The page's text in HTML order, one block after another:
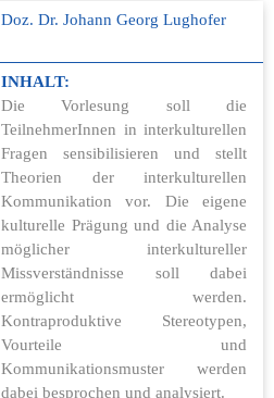
Doz. Dr. Johann Georg Lughofer
INHALT:
Die Vorlesung soll die
TeilnehmerInnen in interkulturellen
Fragen sensibilisieren und stellt
Theorien der interkulturellen
Kommunikation vor. Die eigene
kulturelle Prägung und die Analyse
möglicher interkultureller
Missverständnisse soll dabei
ermöglicht werden.
Kontraproduktive Stereotypen,
Vourteile und
Kommunikationsmuster werden
dabei besprochen und analysiert.